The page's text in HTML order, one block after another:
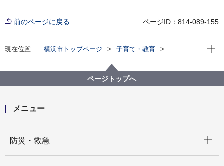
前のページに戻る ページID：814-089-155
現在位置 横浜市トップページ
子育て・教育
請求事務に関する様式・要綱
請求事務に関する各種様式
現在
ページトップへ
メニュー
防災・救急